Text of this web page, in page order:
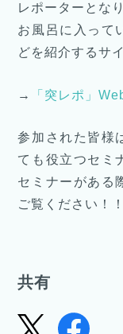
レポーターとな
お風呂に入って
どを紹介するサ
→ 「突レポ」
参加された皆様
ても役立つセミ
セミナーがある
ご覧ください！！
共有